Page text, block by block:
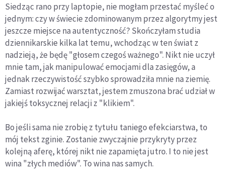
Siedząc rano przy laptopie, nie mogłam przestać myśleć o
jednym: czy w świecie zdominowanym przez algorytmy jest
jeszcze miejsce na autentyczność? Skończyłam studia
dziennikarskie kilka lat temu, wchodząc w ten świat z
nadzieją, że będę "głosem czegoś ważnego". Nikt nie uczył
mnie tam, jak manipulować emocjami dla zasięgów, a
jednak rzeczywistość szybko sprowadziła mnie na ziemię.
Zamiast rozwijać warsztat, jestem zmuszona brać udział w
jakiejś toksycznej relacji z "klikiem".
Bo jeśli sama nie zrobię z tytułu taniego efekciarstwa, to
mój tekst zginie. Zostanie zwyczajnie przykryty przez
kolejną aferę, której nikt nie zapamięta jutro. I to nie jest
wina "złych mediów". To wina nas samych.